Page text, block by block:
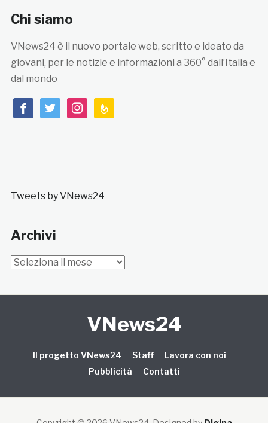
Chi siamo
VNews24 è il nuovo portale web, scritto e ideato da
giovani, per le notizie e informazioni a 360° dall’Italia e
dal mondo
facebooktwitterinstagramfeedburner
Tweets by VNews24
Archivi
Archivi
VNews24
Il progetto VNews24 Staff
Lavora con noi
Pubblicità
Contatti